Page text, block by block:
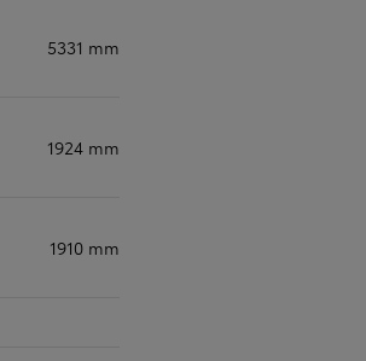
5331 mm
1924 mm
1910 mm